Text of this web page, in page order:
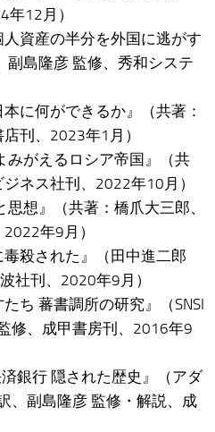
12月）
人資産の半分を外国に逃がす
副島隆彦 監修、秀和システ
に何ができるか』（共著：
刊、2023年1月）
みがえるロシア帝国』（共
ネス社刊、2022年10月）
思想』（共著：橋爪大三郎、
年9月）
毒殺された』（田中進二郎
社刊、2020年9月）
ち 蕃書調所の研究』（SNSI
修、成甲書房刊、2016年9
済銀行 隠された歴史』（アダ
、副島隆彦 監修・解説、成